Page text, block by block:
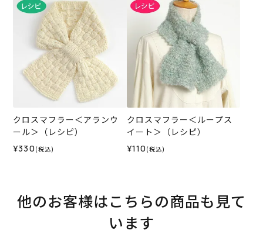
クロスマフラー＜アランウ
ール＞（レシピ）
¥330 (税込)
クロスマフラー＜ループス
イート＞（レシピ）
¥110 (税込)
他のお客様はこちらの商品も見て
います